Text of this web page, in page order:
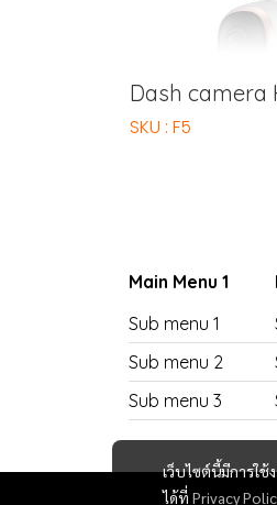
Dash camera
SKU : F5
เว็บไซต์นี้มีการใ
ได้ที่ Privacy
Main Menu 1
Sub menu 1
Sub menu 2
Sub menu 3